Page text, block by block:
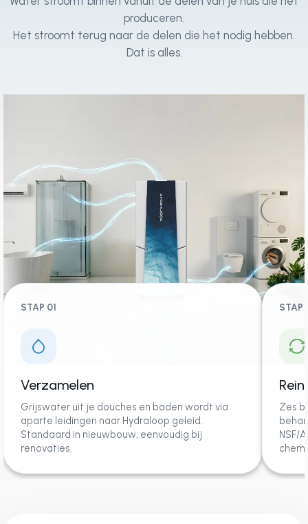
produceren.
Het stroomt terug naar de delen die het nodig hebben.
Dat is alles.
STAP 01
Verzamelen
Grijswater uit je douches en baden wordt via
aparte leidingen naar Hydraloop geleid.
Standaard in nieuwbouw, eenvoudig bij
renovaties.
STAP
Zes
NSF/